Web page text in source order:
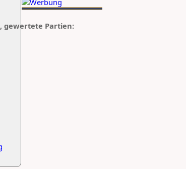
gewertete Partien: